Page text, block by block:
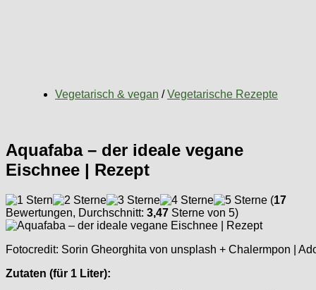
Vegetarisch & vegan / Vegetarische Rezepte
Aquafaba – der ideale vegane
Eischnee | Rezept
(17
Bewertungen, Durchschnitt: 3,47 Sterne von 5)
Fotocredit: Sorin Gheorghita von unsplash + Chalermpon |
Zutaten (für 1 Liter):